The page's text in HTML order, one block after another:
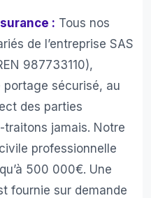
: Tous nos
de l’entreprise SAS
987733110),
sécurisé, au
des parties
traitons jamais. Notre
professionnelle
500 000€. Une
fournie sur demande